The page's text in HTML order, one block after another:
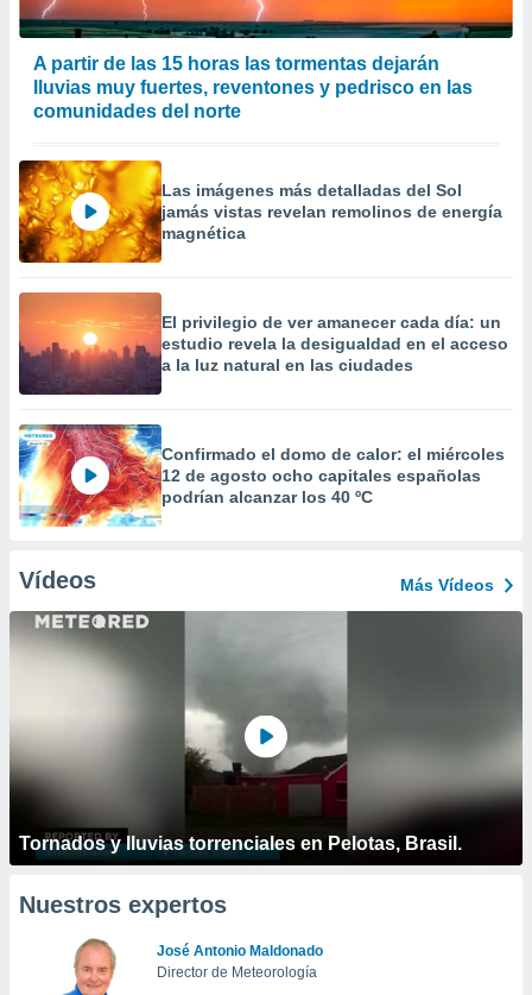
A partir de las 15 horas las tormentas dejarán
lluvias muy fuertes, reventones y pedrisco en las
comunidades del norte
Las imágenes más detalladas del Sol
jamás vistas revelan remolinos de energía
magnética
El privilegio de ver amanecer cada día: un
estudio revela la desigualdad en el acceso
a la luz natural en las ciudades
Confirmado el domo de calor: el miércoles
12 de agosto ocho capitales españolas
podrían alcanzar los 40 ºC
Vídeos Más Vídeos
Tornados y lluvias torrenciales en Pelotas, Brasil.
Nuestros expertos
José Antonio Maldonado
Director de Meteorología